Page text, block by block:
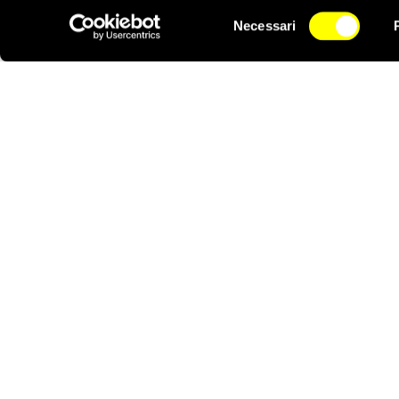
del
Necessari
accesso alle cure
rapportodi Amnesty
delle persone in
NEWSLETTER